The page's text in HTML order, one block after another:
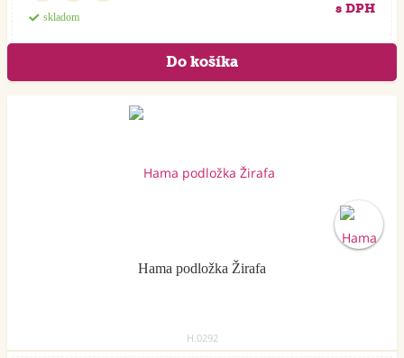
skladom
s DPH
Hama podložka Žirafa
H.0292